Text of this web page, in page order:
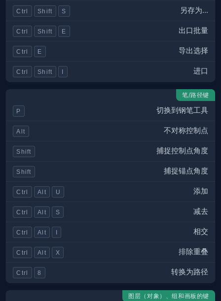
Ctrl Shift S 另存为...
Ctrl Shift E 出口批量
Ctrl E 导出选择
Ctrl Shift I 进口
笔/路径键
P 切换到钢笔工具
Alt 不对称控制点
Shift 捕捉控制点角度
Shift 捕捉锚点角度
Ctrl Alt U 添加
Ctrl Alt S 减去
Ctrl Alt I 相交
Ctrl Alt X 排除重叠
Ctrl 8 转换为路径
图层（对象）、组和画板的键